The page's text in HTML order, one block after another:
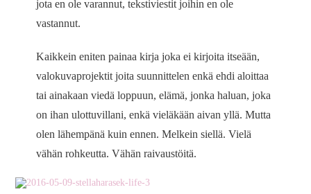
jota en ole varannut, tekstiviestit joihin en ole
vastannut.
Kaikkein eniten painaa kirja joka ei kirjoita itseään,
valokuvaprojektit joita suunnittelen enkä ehdi aloittaa
tai ainakaan viedä loppuun, elämä, jonka haluan, joka
on ihan ulottuvillani, enkä vieläkään aivan yllä. Mutta
olen lähempänä kuin ennen. Melkein siellä. Vielä
vähän rohkeutta. Vähän raivaustöitä.